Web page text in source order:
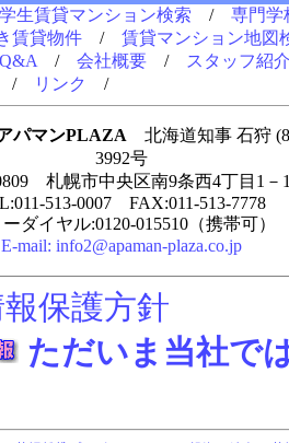
学生賃貸マンション検索 / 専門学
賃貸物件 / 賃貸マンション地図
Q&A / 会社概要 /
スタッフ紹
/ リンク /
パマンPLAZA 北海道知事 石狩
3992号
札幌市中央区南9条西4丁目1－
513-0007 FAX:011-513-7778
ダイヤル:0120-015510（携帯可）
E-mail: info2@apaman-plaza.co.jp
保護方針
ただいま当社で